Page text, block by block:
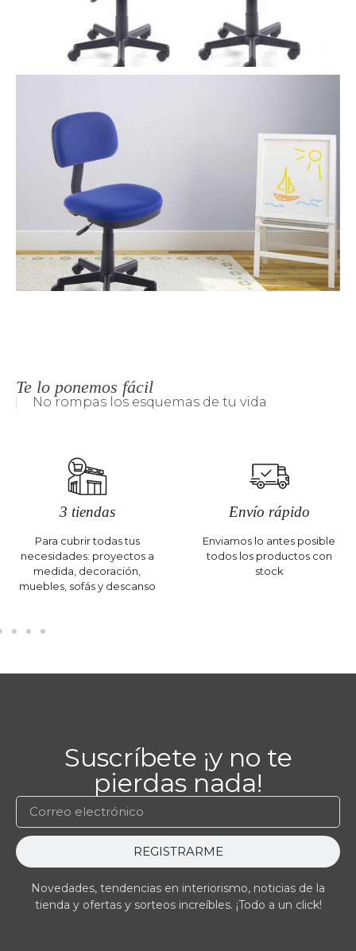
Te lo ponemos fácil
No rompas los esquemas de tu vida
3 tiendas
Para cubrir todas tus
necesidades: proyectos a
medida, decoración,
muebles, sofás y descanso
Envío rápido
Enviamos lo antes posible
todos los productos con
stock
Suscríbete ¡y no te
pierdas nada!
REGISTRARME
Novedades, tendencias en interiorismo, noticias de la
tienda y ofertas y sorteos increíbles. ¡Todo a un click!